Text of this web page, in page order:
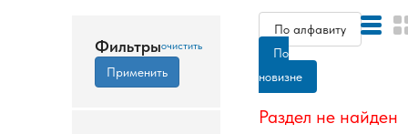
Фильтры
По алфавиту
По
новизне
Раздел не найден